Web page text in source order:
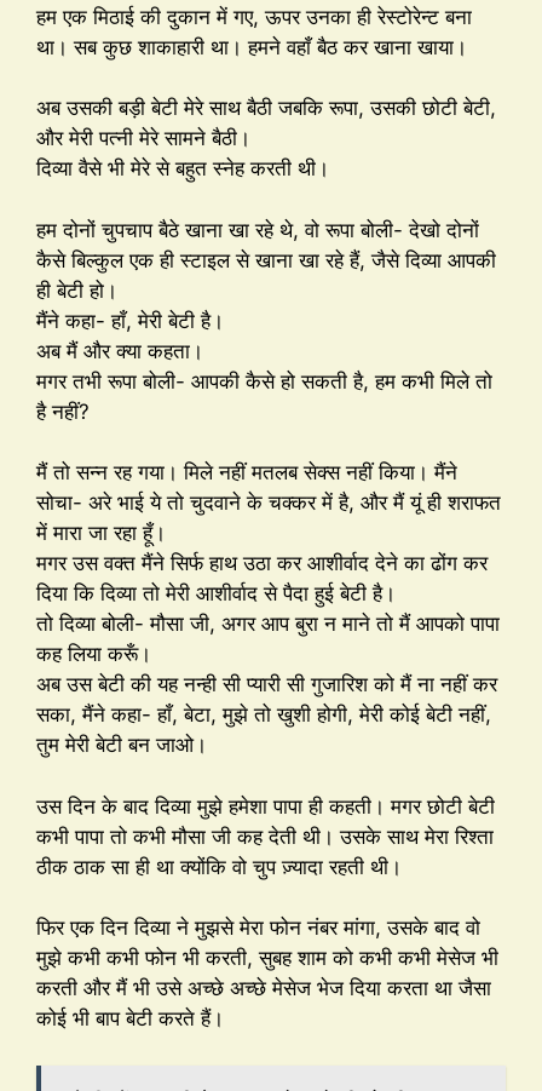
हम एक मिठाई की दुकान में गए, ऊपर उनका ही रेस्टोरेन्ट बना
था। सब कुछ शाकाहारी था। हमने वहाँ बैठ कर खाना खाया।
अब उसकी बड़ी बेटी मेरे साथ बैठी जबकि रूपा, उसकी छोटी बेटी,
और मेरी पत्नी मेरे सामने बैठी।
दिव्या वैसे भी मेरे से बहुत स्नेह करती थी।
हम दोनों चुपचाप बैठे खाना खा रहे थे, वो रूपा बोली- देखो दोनों
कैसे बिल्कुल एक ही स्टाइल से खाना खा रहे हैं, जैसे दिव्या आपकी
ही बेटी हो।
मैंने कहा- हाँ, मेरी बेटी है।
अब मैं और क्या कहता।
मगर तभी रूपा बोली- आपकी कैसे हो सकती है, हम कभी मिले तो
है नहीं?
मैं तो सन्न रह गया। मिले नहीं मतलब सेक्स नहीं किया। मैंने
सोचा- अरे भाई ये तो चुदवाने के चक्कर में है, और मैं यूं ही शराफत
में मारा जा रहा हूँ।
मगर उस वक्त मैंने सिर्फ हाथ उठा कर आशीर्वाद देने का ढोंग कर
दिया कि दिव्या तो मेरी आशीर्वाद से पैदा हुई बेटी है।
तो दिव्या बोली- मौसा जी, अगर आप बुरा न माने तो मैं आपको पापा
कह लिया करूँ।
अब उस बेटी की यह नन्ही सी प्यारी सी गुजारिश को मैं ना नहीं कर
सका, मैंने कहा- हाँ, बेटा, मुझे तो खुशी होगी, मेरी कोई बेटी नहीं,
तुम मेरी बेटी बन जाओ।
उस दिन के बाद दिव्या मुझे हमेशा पापा ही कहती। मगर छोटी बेटी
कभी पापा तो कभी मौसा जी कह देती थी। उसके साथ मेरा रिश्ता
ठीक ठाक सा ही था क्योंकि वो चुप ज़्यादा रहती थी।
फिर एक दिन दिव्या ने मुझसे मेरा फोन नंबर मांगा, उसके बाद वो
मुझे कभी कभी फोन भी करती, सुबह शाम को कभी कभी मेसेज भी
करती और मैं भी उसे अच्छे अच्छे मेसेज भेज दिया करता था जैसा
कोई भी बाप बेटी करते हैं।